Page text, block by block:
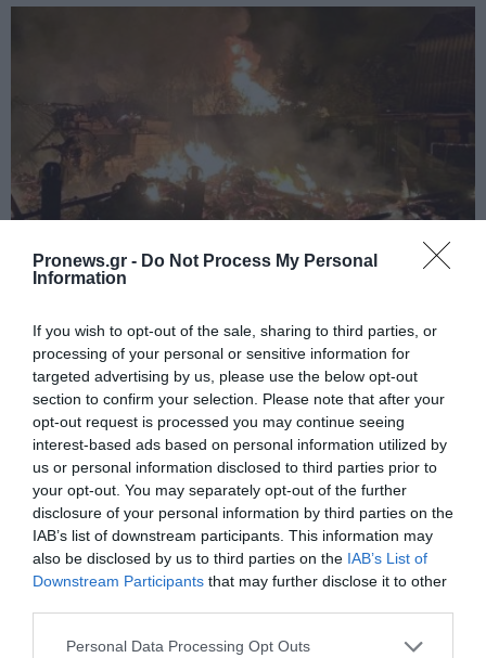
Pronews.gr - Do Not Process My Personal
Information
If you wish to opt-out of the sale, sharing to third parties, or
processing of your personal or sensitive information for
targeted advertising by us, please use the below opt-out
section to confirm your selection. Please note that after your
opt-out request is processed you may continue seeing
interest-based ads based on personal information utilized by
us or personal information disclosed to third parties prior to
your opt-out. You may separately opt-out of the further
disclosure of your personal information by third parties on the
IAB’s list of downstream participants. This information may
also be disclosed by us to third parties on the IAB’s List of
Downstream Participants that may further disclose it to other
Please note that this website/app uses one or more Google
Personal Data Processing Opt Outs
PRONEWS.GR /ΕΝΟΠΛΕΣ ΣΥΓΚΡΟΥΣΕΙΣ
Στο «κόκκινο» το Ντνιπροπετρόφσκ: Οι
Ουκρανοί μιλούν για σφοδρές ρωσικές
επιθέσεις σε όλη την επικράτεια
07.08.2026 | 22:41